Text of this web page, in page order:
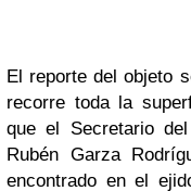
El reporte del objeto
recorre toda la
que el Secretario
Rubén Garza
encontrado en el